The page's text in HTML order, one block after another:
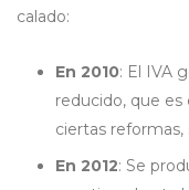
calado:
En 2010: El IVA
reducido, que es
ciertas reformas,
En 2012: Se